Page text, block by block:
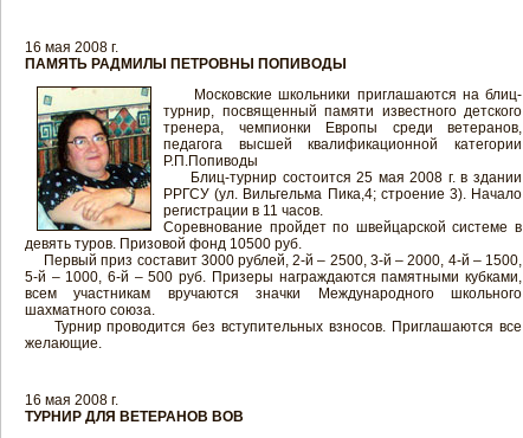
16 мая 2008 г.
ПАМЯТЬ РАДМИЛЫ ПЕТРОВНЫ ПОПИВОДЫ
Московские школьники приглашаются на блиц-
турнир, посвященный памяти известного детского
тренера, чемпионки Европы среди ветеранов,
педагога высшей квалификационной категории
Р.П.Попиводы
Блиц-турнир состоится 25 мая 2008 г. в здании
РРГСУ (ул. Вильгельма Пика,4; строение 3). Начало
регистрации в 11 часов.
Соревнование пройдет по швейцарской системе в
девять туров. Призовой фонд 10500 руб.
Первый приз составит 3000 рублей, 2-й – 2500, 3-й – 2000, 4-й – 1500,
5-й – 1000, 6-й – 500 руб. Призеры награждаются памятными кубками,
всем участникам вручаются значки Международного школьного
шахматного союза.
Турнир проводится без вступительных взносов. Приглашаются все
желающие.
16 мая 2008 г.
ТУРНИР ДЛЯ ВЕТЕРАНОВ ВОВ